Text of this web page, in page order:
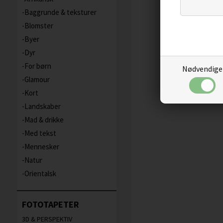
Nødvendige
Baggrunde & teksturer
Blomster
Byer
Dyr
For børn
Glamour
Kort
Landskaber
Mad & drikke
Med tekst
Mennesker
Natur
Orientalsk
FOTOTAPETER
3D & PERSPEKTIV